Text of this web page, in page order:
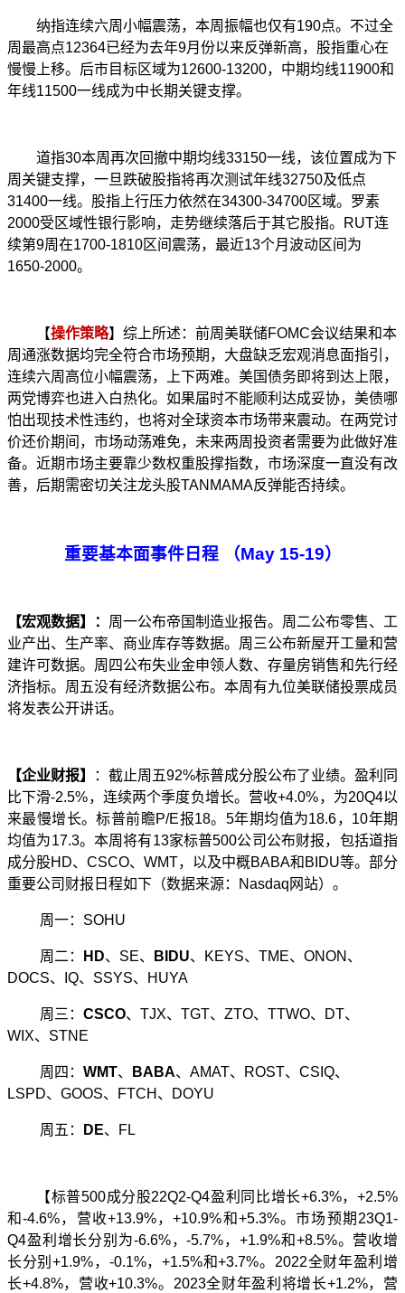
纳指连续六周小幅震荡，本周振幅也仅有190点。不过全
周最高点12364已经为去年9月份以来反弹新高，股指重心在
慢慢上移。后市目标区域为12600-13200，中期均线11900和
年线11500一线成为中长期关键支撑。
道指30本周再次回撤中期均线33150一线，该位置成为下
周关键支撑，一旦跌破股指将再次测试年线32750及低点
31400一线。股指上行压力依然在34300-34700区域。罗素
2000受区域性银行影响，走势继续落后于其它股指。 RUT连
续第9周在1700-1810区间震荡，最近13个月波动区间为
1650-2000。
【操作策略】综上所述：前周美联储FOMC会议结果和本
周通涨数据均完全符合市场预期，大盘缺乏宏观消息面指引，
连续六周高位小幅震荡，上下两难。美国债务即将到达上限，
两党博弈也进入白热化。如果届时不能顺利达成妥协，美债哪
怕出现技术性违约，也将对全球资本市场带来震动。在两党讨
价还价期间，市场动荡难免，未来两周投资者需要为此做好准
备。近期市场主要靠少数权重股撑指数，市场深度一直没有改
善，后期需密切关注龙头股TANMAMA反弹能否持续。
重要基本面事件日程 （May 15-19）
【宏观数据】： 周一公布帝国制造业报告。周二公布零售、工
业产出、生产率、商业库存等数据。周三公布新屋开工量和营
建许可数据。周四公布失业金申领人数、存量房销售和先行经
济指标。周五没有经济数据公布。本周有九位美联储投票成员
将发表公开讲话。
【企业财报】 ：截止周五92%标普成分股公布了业绩。 盈利同
比下滑-2.5%，连续两个季度负增长。营收+4.0%，为20Q4以
来最慢增长。标普前瞻P/E报18。 5年期均值为18.6， 10年期
均值为17.3。本周将有13家标普500公司公布财报，包括道指
成分股HD、 CSCO、 WMT，以及中概BABA和 BIDU等。部分
重要公司财报日 程如下（数据来源： Nasdaq 网站）。
周一： SOHU
周二： HD、 SE、 BIDU、 KEYS、 TME、 ONON 、
DOCS、 IQ、 SSYS、 HUYA
周三： CSCO、 TJX、 TGT、 ZTO、 TTWO、 DT、
WIX、 STNE
周四 ： WMT、 BABA、 AMAT、 ROST、 CSIQ、
LSPD、 GOOS、 FTCH 、 DOYU
周五 ： DE、 FL
【标普500成分股22Q2-Q4盈利同比增长+6.3%， +2.5%
和-4.6%，营收+13.9%，+10.9%和+5.3%。市场预期 23Q1-
Q4盈利增长分别为-6.6%，-5.7%，+1.9%和+8.5%。营收增
长分别+1.9%， -0.1%， +1.5%和+3.7%。 2022全财年盈利增
长+4.8%，营收+10.3%。 2023全财年盈利将增长+1.2%，营